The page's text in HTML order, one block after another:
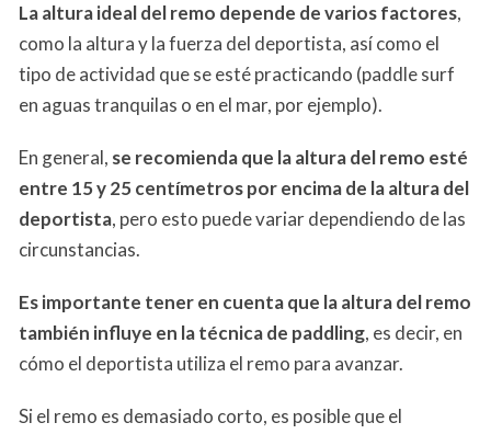
La altura ideal del remo depende de varios factores,
como la altura y la fuerza del deportista, así como el
tipo de actividad que se esté practicando (paddle surf
en aguas tranquilas o en el mar, por ejemplo).
En general, se recomienda que la altura del remo esté
entre 15 y 25 centímetros por encima de la altura del
deportista, pero esto puede variar dependiendo de las
circunstancias.
Es importante tener en cuenta que la altura del remo
también influye en la técnica de paddling, es decir, en
cómo el deportista utiliza el remo para avanzar.
Si el remo es demasiado corto, es posible que el